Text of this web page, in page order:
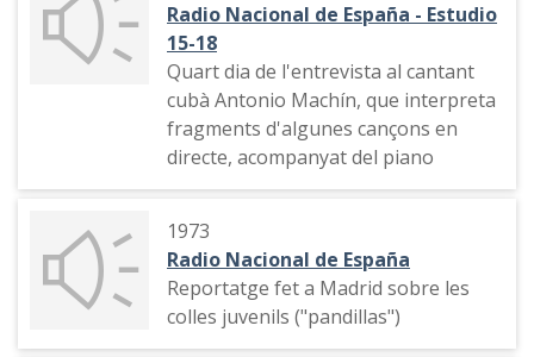
Radio Nacional de España - Estudio
15-18
Quart dia de l'entrevista al cantant
cubà Antonio Machín, que interpreta
fragments d'algunes cançons en
directe, acompanyat del piano
1973
Radio Nacional de España
Reportatge fet a Madrid sobre les
colles juvenils ("pandillas")